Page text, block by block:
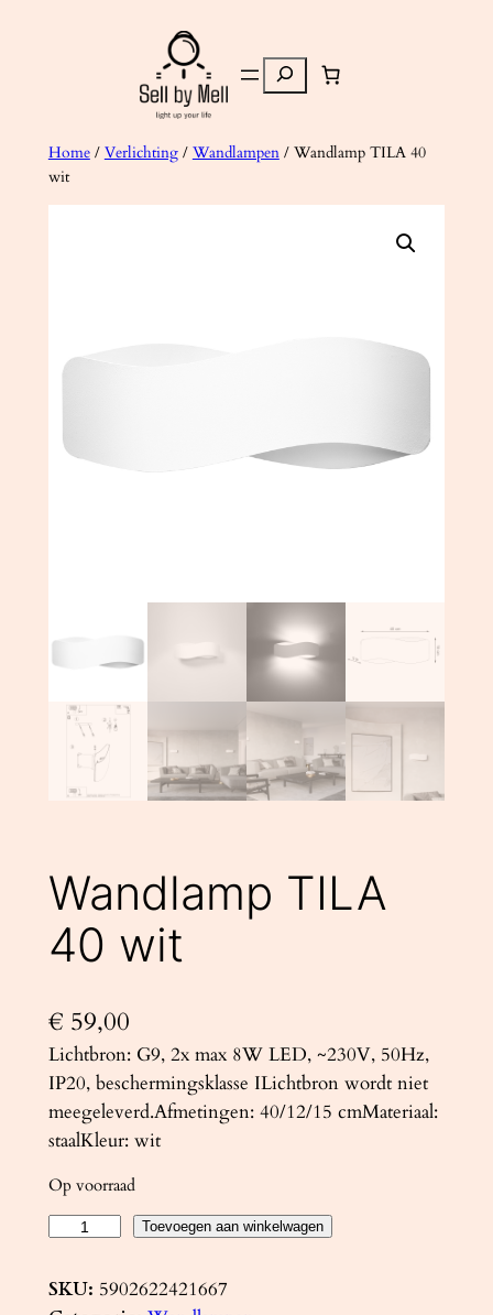
Zoeken
Home/ Verlichting/ Wandlampen/ Wandlamp TILA 40
wit
Wandlamp TILA
40 wit
€ 59,00
Lichtbron: G9, 2x max 8W LED, ~230V, 50Hz,
IP20, beschermingsklasse ILichtbron wordt niet
meegeleverd.Afmetingen: 40/12/15 cmMateriaal:
staalKleur: wit
Op voorraad
n
Toevoegen aan winkelwagen
SKU: 5902622421667